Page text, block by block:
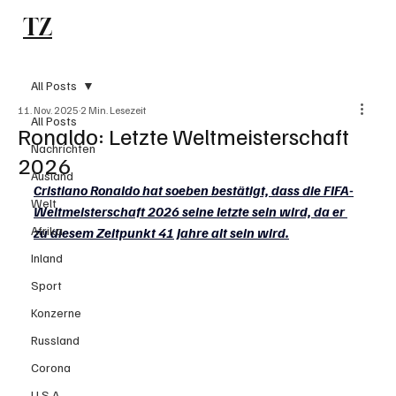
TZ
All Posts
Nachrichten
Ausland
Welt
Afrika
Inland
Sport
Konzerne
Russland
Corona
All Posts
Ronaldo: Letzte Weltmeisterschaft
2026
11. Nov. 2025 2 Min. Lesezeit
Cristiano Ronaldo hat soeben bestätigt, dass die FIFA-
Weltmeisterschaft 2026 seine letzte sein wird, da er
zu diesem Zeitpunkt 41 Jahre alt sein wird.